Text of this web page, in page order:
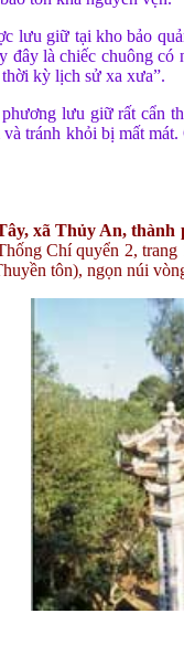
lưu giữ tại kho bảo
đây là chiếc chuông
kỳ lịch sử xa xưa”.
lưu giữ rất cẩn
tránh khỏi bị mất
xã Thủy An,
Chí quyển 2,
tôn), ngọn núi